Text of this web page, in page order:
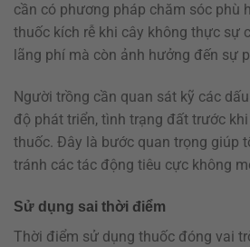
cần có phương pháp chăm sóc phù
thuốc kích rễ khi cây không thực sự
lãng phí mà còn ảnh hưởng đến sự
Người trồng cần quan sát kỹ các
độ phát triển, tình trạng đất trước
thuốc. Đây là bước quan trọng giúp
tránh các tác động tiêu cực không
Sử dụng sai thời điểm
Thời điểm sử dụng thuốc đóng vai